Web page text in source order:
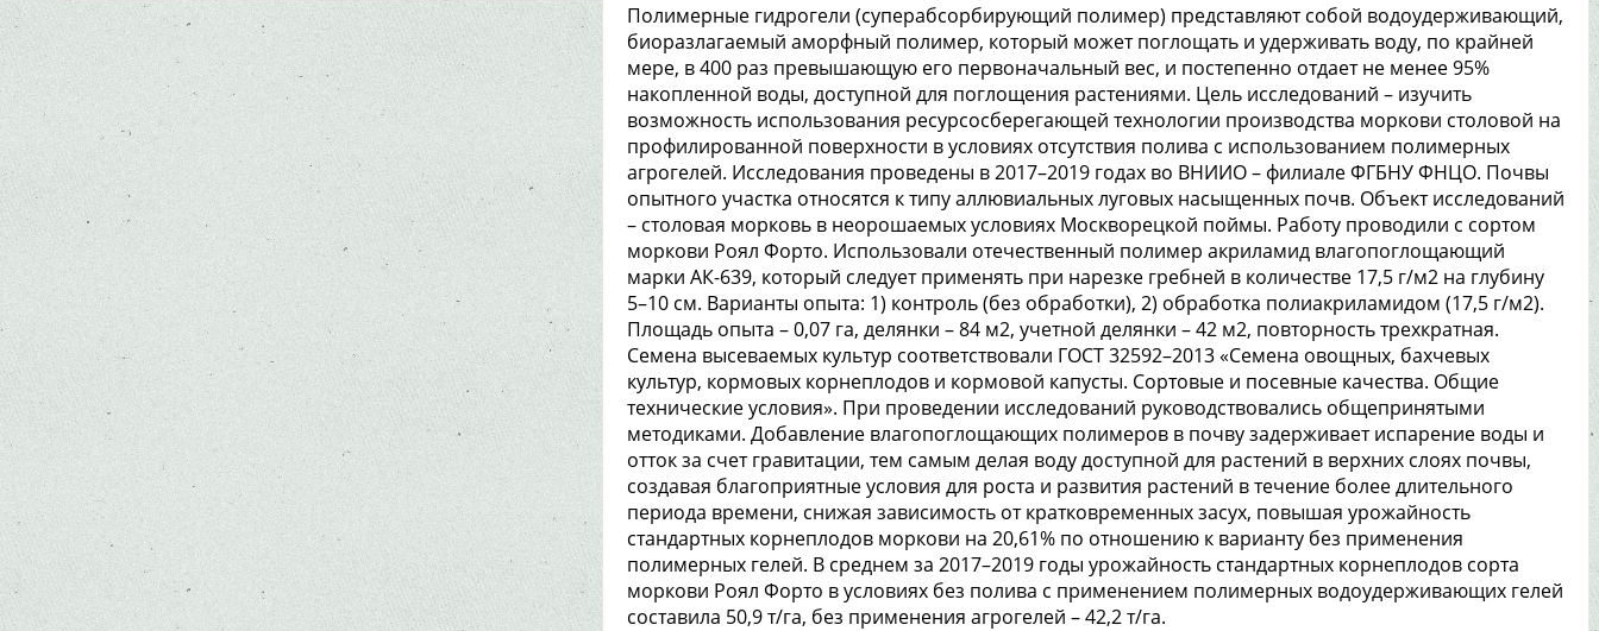
Полимерные гидрогели (суперабсорбирующий полимер) представляют собой водоудерживающий,
биоразлагаемый аморфный полимер, который может поглощать и удерживать воду, по крайней
мере, в 400 раз превышающую его первоначальный вес, и постепенно отдает не менее 95%
накопленной воды, доступной для поглощения растениями. Цель исследований – изучить
возможность использования ресурсосберегающей технологии производства моркови столовой на
профилированной поверхности в условиях отсутствия полива с использованием полимерных
агрогелей. Исследования проведены в 2017–2019 годах во ВНИИО – филиале ФГБНУ ФНЦО. Почвы
опытного участка относятся к типу аллювиальных луговых насыщенных почв. Объект исследований
– столовая морковь в неорошаемых условиях Москворецкой поймы. Работу проводили с сортом
моркови Роял Форто. Использовали отечественный полимер акриламид влагопоглощающий
марки АК-639, который следует применять при нарезке гребней в количестве 17,5 г/м2 на глубину
5–10 см. Варианты опыта: 1) контроль (без обработки), 2) обработка полиакриламидом (17,5 г/м2).
Площадь опыта – 0,07 га, делянки – 84 м2, учетной делянки – 42 м2, повторность трехкратная.
Семена высеваемых культур соответствовали ГОСТ 32592–2013 «Семена овощных, бахчевых
культур, кормовых корнеплодов и кормовой капусты. Сортовые и посевные качества. Общие
технические условия». При проведении исследований руководствовались общепринятыми
методиками. Добавление влагопоглощающих полимеров в почву задерживает испарение воды и
отток за счет гравитации, тем самым делая воду доступной для растений в верхних слоях почвы,
создавая благоприятные условия для роста и развития растений в течение более длительного
периода времени, снижая зависимость от кратковременных засух, повышая урожайность
стандартных корнеплодов моркови на 20,61% по отношению к варианту без применения
полимерных гелей. В среднем за 2017–2019 годы урожайность стандартных корнеплодов сорта
моркови Роял Форто в условиях без полива с применением полимерных водоудерживающих гелей
составила 50,9 т/га, без применения агрогелей – 42,2 т/га.